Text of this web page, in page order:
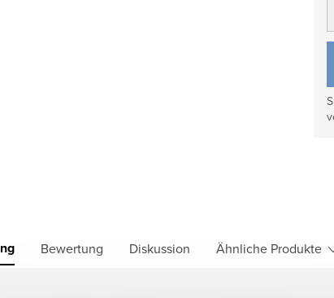
Bewertung Diskussion Ähnliche Produkte